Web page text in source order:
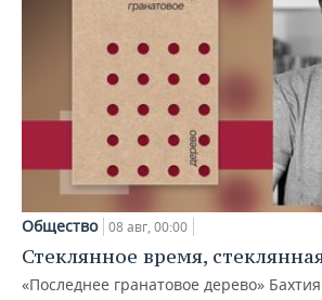
Общество 08 авг, 00:00
Стеклянное время,
«Последнее гранатовое дерево»